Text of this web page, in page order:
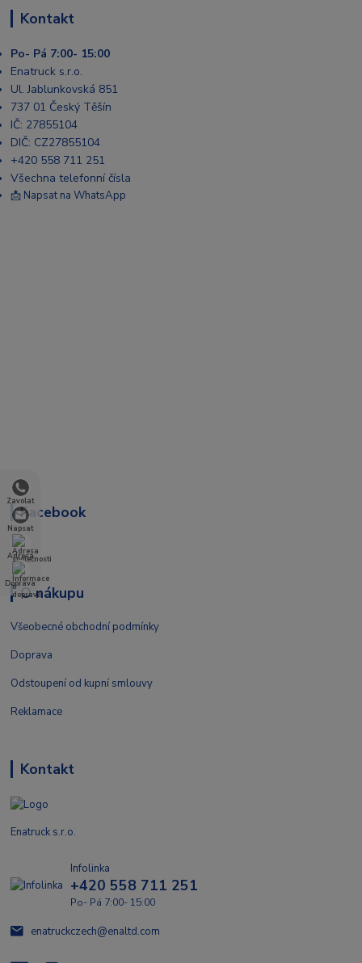
Zavolat
Napsat
Adresa
Doprava
Kontakt
Po- Pá 7:00- 15:00
Enatruck s.r.o.
Ul. Jablunkovská 851
737 01 Český Těšín
IČ: 27855104
DIČ: CZ27855104
+420 558 711 251
Všechna telefonní čísla
📩 Napsat na WhatsApp
Facebook
O nákupu
Všeobecné obchodní podmínky
Doprava
Odstoupení od kupní smlouvy
Reklamace
Kontakt
Enatruck s.r.o.
Infolinka
+420 558 711 251
Po- Pá 7:00- 15:00
enatruckczech@enaltd.com